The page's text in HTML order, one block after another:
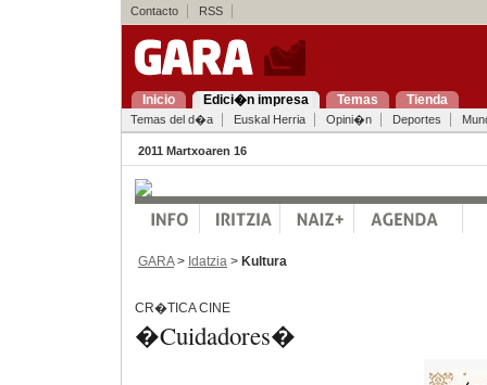
Contacto RSS
Inicio Edici�n impresa Temas Tienda
Temas del d�a Euskal Herria Opini�n Deportes
2011 Martxoaren 16
GARA> Idatzia > Kultura
CR�TICA CINE
�Cuidadores�